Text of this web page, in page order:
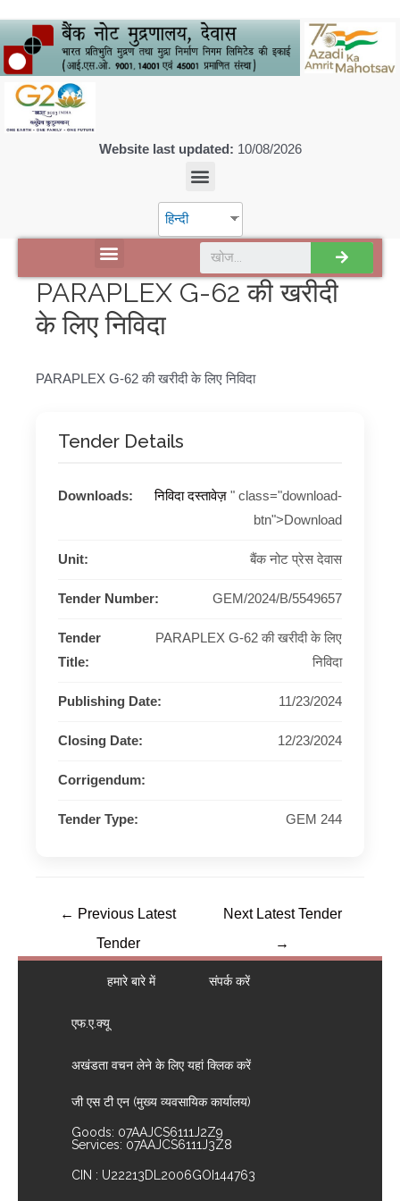
Website last updated: 10/08/2026
हिन्दी
PARAPLEX G-62 की खरीदी
के लिए निविदा
PARAPLEX G-62 की खरीदी के लिए निविदा
Tender Details
Downloads: निविदा दस्तावेज़ " class="download-
btn">Download
Unit: बैंक नोट प्रेस देवास
Tender Number: GEM/2024/B/5549657
Tender
Title:
PARAPLEX G-62 की खरीदी के लिए
निविदा
Publishing Date: 11/23/2024
Closing Date: 12/23/2024
Corrigendum:
Tender Type: GEM 244
← Previous Latest
Tender
Next Latest Tender
→
हमारे बारे में संपर्क करें
एफ.ए.क्यू
अखंडता वचन लेने के लिए यहां क्लिक करें
जी एस टी एन (मुख्य व्यवसायिक कार्यालय)
Goods: 07AAJCS6111J2Z9
Services: 07AAJCS6111J3Z8
CIN : U22213DL2006GOI144763